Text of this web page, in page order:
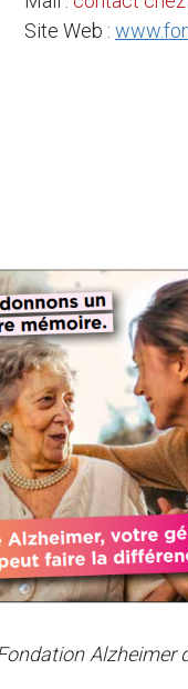
Site Web :
Alzheimer